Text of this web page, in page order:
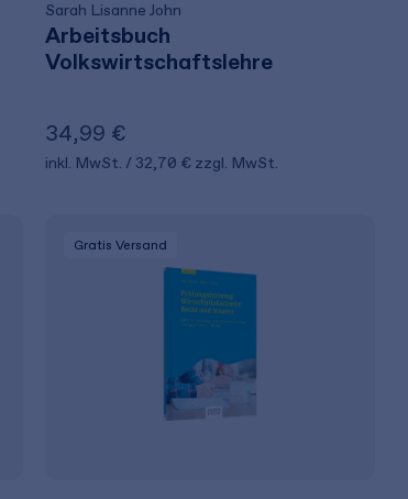
Sarah Lisanne John
Arbeitsbuch
Volkswirtschaftslehre
34,99 €
inkl. MwSt. 32,70 € zzgl. MwSt.
Gratis Versand